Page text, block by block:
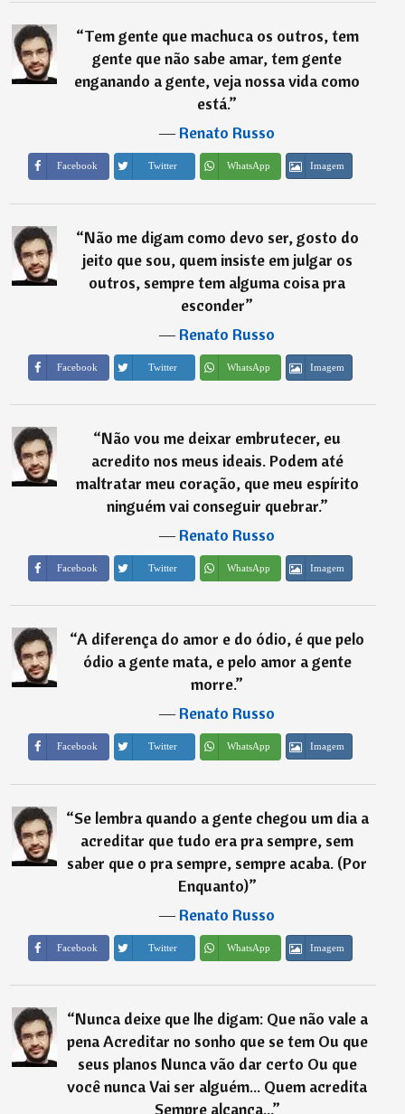
“Tem gente que machuca os outros, tem
gente que não sabe amar, tem gente
enganando a gente, veja nossa vida como
está.”
―Renato Russo
Facebook Twitter WhatsApp Imagem
“Não me digam como devo ser, gosto do
jeito que sou, quem insiste em julgar os
outros, sempre tem alguma coisa pra
esconder”
―Renato Russo
Facebook Twitter WhatsApp Imagem
“Não vou me deixar embrutecer, eu
acredito nos meus ideais. Podem até
maltratar meu coração, que meu espírito
ninguém vai conseguir quebrar.”
―Renato Russo
Facebook Twitter WhatsApp Imagem
“A diferença do amor e do ódio, é que pelo
ódio a gente mata, e pelo amor a gente
morre.”
―Renato Russo
Facebook Twitter WhatsApp Imagem
“Se lembra quando a gente chegou um dia a
acreditar que tudo era pra sempre, sem
saber que o pra sempre, sempre acaba. (Por
Enquanto)”
―Renato Russo
Facebook Twitter WhatsApp Imagem
“Nunca deixe que lhe digam: Que não vale a
pena Acreditar no sonho que se tem Ou que
seus planos Nunca vão dar certo Ou que
você nunca Vai ser alguém... Quem acredita
Sempre alcança...”